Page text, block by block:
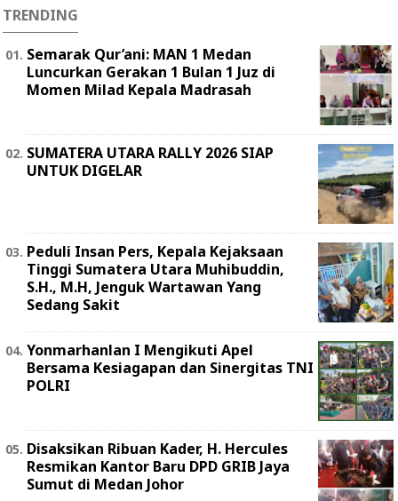
TRENDING
Semarak Qur’ani: MAN 1 Medan
Luncurkan Gerakan 1 Bulan 1 Juz di
Momen Milad Kepala Madrasah
SUMATERA UTARA RALLY 2026 SIAP
UNTUK DIGELAR
Peduli Insan Pers, Kepala Kejaksaan
Tinggi Sumatera Utara Muhibuddin,
S.H., M.H, Jenguk Wartawan Yang
Sedang Sakit
Yonmarhanlan I Mengikuti Apel
Bersama Kesiagapan dan Sinergitas TNI
POLRI
Disaksikan Ribuan Kader, H. Hercules
Resmikan Kantor Baru DPD GRIB Jaya
Sumut di Medan Johor